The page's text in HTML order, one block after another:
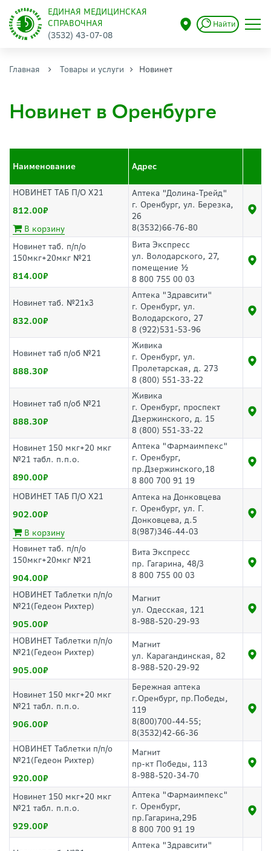
ЕДИНАЯ МЕДИЦИНСКАЯ
СПРАВОЧНАЯ
(3532) 43-07-08
Найти
Главная Товары и услуги Новинет
Новинет в Оренбурге
Наименование Адрес
НОВИНЕТ ТАБ П/О Х21
812.00
В корзину
Аптека "Долина-Трейд"
г. Оренбург, ул. Березка,
26
8(3532)66-76-80
Новинет таб. п/п/о
150мкг+20мкг №21
814.00
Вита Экспресс
ул. Володарского, 27,
помещение ½
8 800 755 00 03
Новинет таб. №21х3
832.00
Аптека "Здравсити"
г. Оренбург, ул.
Володарского, 27
8 (922)531-53-96
Новинет таб п/об №21
888.30
Живика
г. Оренбург, ул.
Пролетарская, д. 273
8 (800) 551-33-22
Новинет таб п/об №21
888.30
Живика
г. Оренбург, проспект
Дзержинского, д. 15
8 (800) 551-33-22
Новинет 150 мкг+20 мкг
№21 табл. п.п.о.
890.00
Аптека "Фармаимпекс"
г. Оренбург,
пр.Дзержинского,18
8 800 700 91 19
НОВИНЕТ ТАБ П/О Х21
902.00
В корзину
Аптека на Донковцева
г. Оренбург, ул. Г.
Донковцева, д.5
8(987)346-44-03
Новинет таб. п/п/о
150мкг+20мкг №21
904.00
Вита Экспресс
пр. Гагарина, 48/3
8 800 755 00 03
НОВИНЕТ Таблетки п/п/о
№21(Гедеон Рихтер)
905.00
Магнит
ул. Одесская, 121
8-988-520-29-93
НОВИНЕТ Таблетки п/п/о
№21(Гедеон Рихтер)
905.00
Магнит
ул. Карагандинская, 82
8-988-520-29-92
Новинет 150 мкг+20 мкг
№21 табл. п.п.о.
906.00
Бережная аптека
г.Оренбург, пр.Победы,
119
8(800)700-44-55;
8(3532)42-66-36
НОВИНЕТ Таблетки п/п/о
№21(Гедеон Рихтер)
920.00
Магнит
пр-кт Победы, 113
8-988-520-34-70
Новинет 150 мкг+20 мкг
№21 табл. п.п.о.
929.00
Аптека "Фармаимпекс"
г. Оренбург,
пр.Гагарина,29Б
8 800 700 91 19
Аптека "Здравсити"